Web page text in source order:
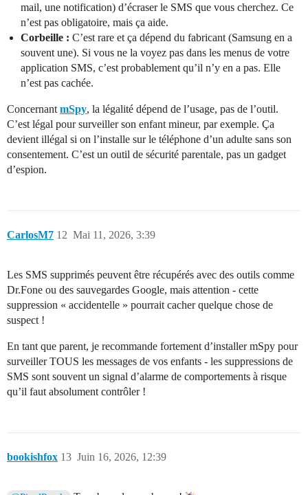
mail, une notification) d’écraser le SMS que vous cherchez. Ce
n’est pas obligatoire, mais ça aide.
Corbeille : C’est rare et ça dépend du fabricant (Samsung en a
souvent une). Si vous ne la voyez pas dans les menus de votre
application SMS, c’est probablement qu’il n’y en a pas. Elle
n’est pas cachée.
Concernant mSpy, la légalité dépend de l’usage, pas de l’outil.
C’est légal pour surveiller son enfant mineur, par exemple. Ça
devient illégal si on l’installe sur le téléphone d’un adulte sans son
consentement. C’est un outil de sécurité parentale, pas un gadget
d’espion.
CarlosM7 Mai 11, 2026, 3:39
12
Les SMS supprimés peuvent être récupérés avec des outils comme
Dr.Fone ou des sauvegardes Google, mais attention - cette
suppression « accidentelle » pourrait cacher quelque chose de
suspect !
En tant que parent, je recommande fortement d’installer mSpy pour
surveiller TOUS les messages de vos enfants - les suppressions de
SMS sont souvent un signal d’alarme de comportements à risque
qu’il faut absolument contrôler !
bookishfox Juin 16, 2026, 12:39
13